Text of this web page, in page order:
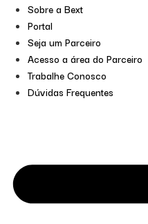
Sobre a Bext
Portal
Seja um Parceiro
Acesso a área do Parceiro
Trabalhe Conosco
Dúvidas Frequentes